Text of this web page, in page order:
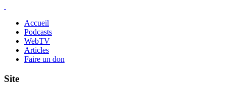
Accueil
Podcasts
WebTV
Articles
Faire un don
Site